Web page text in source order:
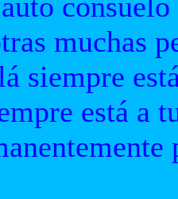
muchas
siempre
está a